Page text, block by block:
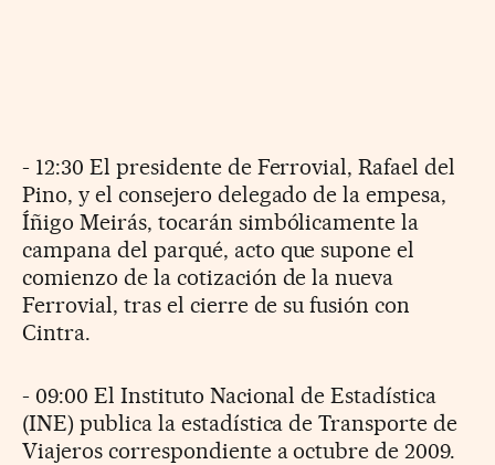
- 12:30 El presidente de Ferrovial, Rafael del
Pino, y el consejero delegado de la empesa,
Íñigo Meirás, tocarán simbólicamente la
campana del parqué, acto que supone el
comienzo de la cotización de la nueva
Ferrovial, tras el cierre de su fusión con
Cintra.
- 09:00 El Instituto Nacional de Estadística
(INE) publica la estadística de Transporte de
Viajeros correspondiente a octubre de 2009.